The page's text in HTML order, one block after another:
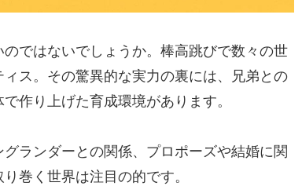
ではないでしょうか。棒高跳びで数々の世
ス。その驚異的な実力の裏には、兄弟との
作り上げた育成環境があります。
ランダーとの関係、プロポーズや結婚に関
巻く世界は注目の的です。